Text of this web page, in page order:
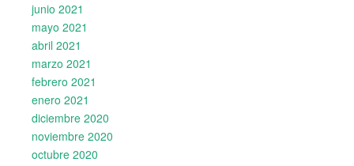
junio 2021
mayo 2021
abril 2021
marzo 2021
febrero 2021
enero 2021
diciembre 2020
noviembre 2020
octubre 2020